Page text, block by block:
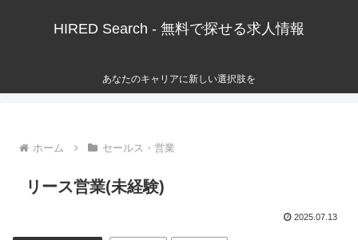
HIRED Search - 無料で探せる求人情報
あなたのキャリアに新しい選択肢を
ホーム セールス・営業
リース営業(未経験)
2025.07.13